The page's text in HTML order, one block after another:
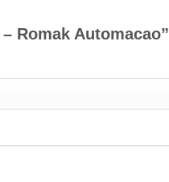
Romak Automacao”